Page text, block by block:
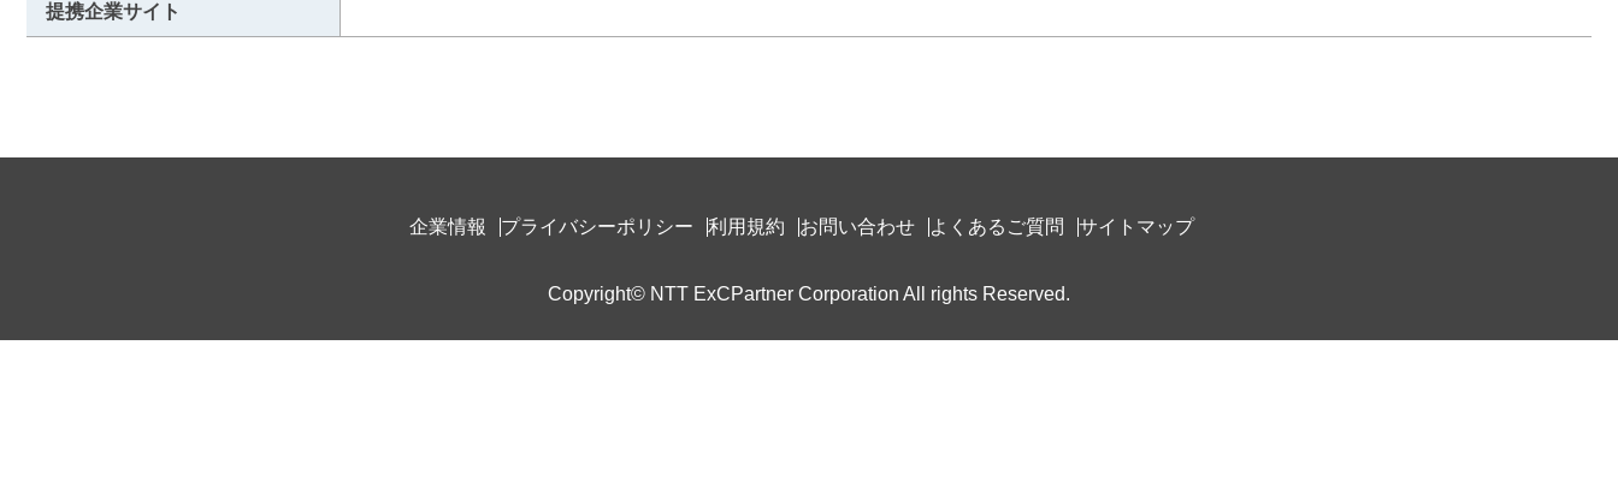
提携企業サイト
企業情報 プライバシーポリシー 利用規約 お問い合わせ よくあるご質問 サイトマップ
Copyright© NTT ExCPartner Corporation All rights Reserved.